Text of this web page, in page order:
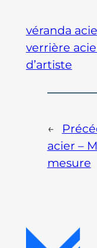
véranda
verrière
d’artiste
←
acier –
mesure